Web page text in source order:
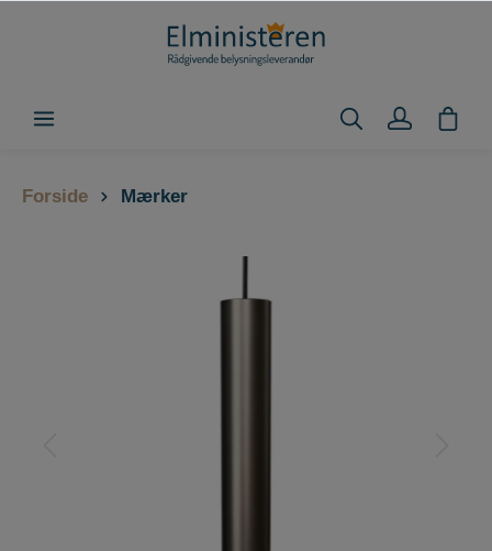
Forside Mærker